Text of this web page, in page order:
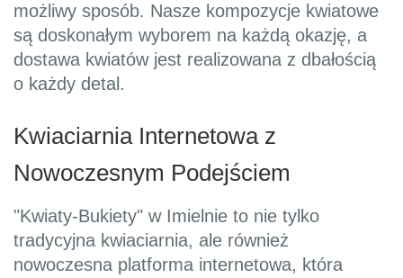
możliwy sposób. Nasze kompozycje kwiatowe
są doskonałym wyborem na każdą okazję, a
dostawa kwiatów jest realizowana z dbałością
o każdy detal.
Kwiaciarnia Internetowa z
Nowoczesnym Podejściem
"Kwiaty-Bukiety" w Imielnie to nie tylko
tradycyjna kwiaciarnia, ale również
nowoczesna platforma internetowa, która